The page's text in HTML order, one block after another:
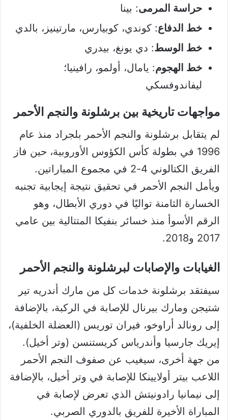
حراسة المرمى: بينا
خط الدفاع: كوندي، كوبيارس، مارتينيز، بالدي
خط الوسط: دي يونغ، بيدري
خط الهجوم: يامال، أولمو، رافينيا؛
ليفاندوفسكي
مواجهات تاريخية بين برشلونة والنجم الأحمر
لم يتقابل برشلونة والنجم الأحمر بلجراد منذ عام
1996 في بطولة كأس الكؤوس الأوروبية، حين فاز
الفريق الكتالوني 4-2 في مجموع المباراتين.
ويأمل النجم الأحمر في تحقيق نتيجة إيجابية تجنبه
الخسارة الثامنة تواليًا في دوري الأبطال، وهو
الرقم الأسوأ منذ خسائر بنفيكا المتتالية بين عامي
2017 و2018.
الغيابات والإصابات لبرشلونة والنجم الأحمر
سيفتقد برشلونة خدمات كل من مارك أندريه تير
شتيجن ومارك بيرنال للإصابة في الركبة، بالإضافة
إلى رونالد أراوخو، فيران توريس (العضلة الخلفية)،
إيريك جارسيا وأندرياس كريستنسن (وتر أخيل).
من جهة أخرى، سيغيب عن صفوف النجم الأحمر
اللاعب بيتر أولايينكا للإصابة في وتر أخيل، بالإضافة
إلى نيمانيا رادونيتش الذي تعرض لإصابة في
المباراة الأخيرة للفريق بالدوري الصربي.